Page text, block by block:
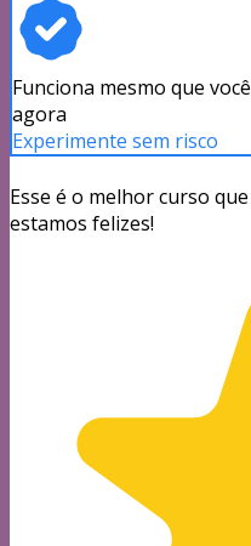
Funciona mesmo que
agora
Experimente sem risco
Esse é o melhor curso
estamos felizes!